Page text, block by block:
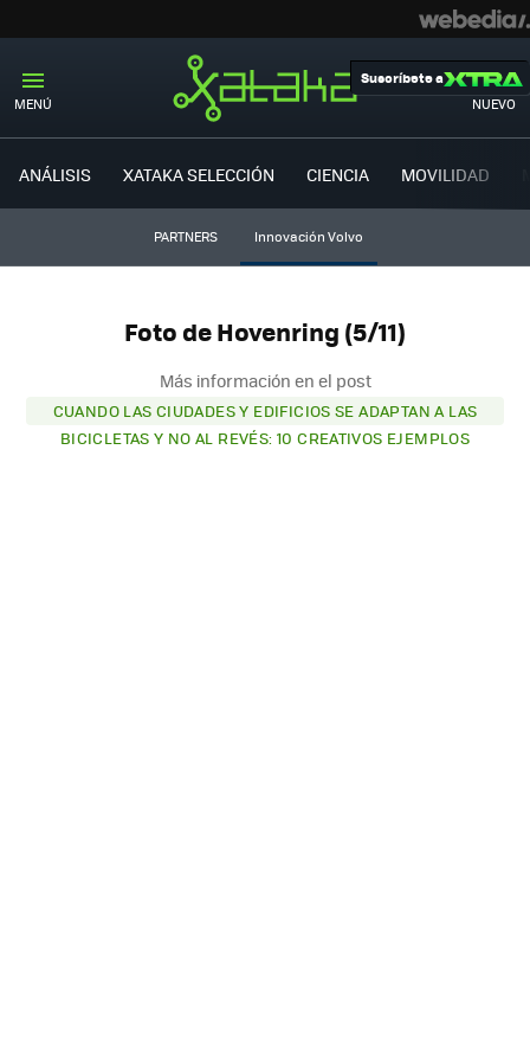
MENÚ NUEVO
Suscríbete a
ANÁLISIS XATAKA SELECCIÓN CIENCIA MOVILIDAD
PARTNERS Innovación Volvo
Foto de Hovenring (5/11)
Más información en el post
CUANDO LAS CIUDADES Y EDIFICIOS SE ADAPTAN A LAS
BICICLETAS Y NO AL REVÉS: 10 CREATIVOS EJEMPLOS